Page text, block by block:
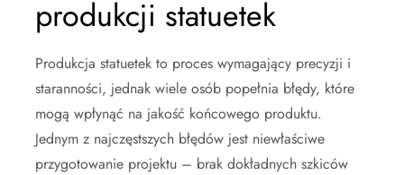
produkcji statuetek
Produkcja statuetek to proces wymagający precyzji i
staranności, jednak wiele osób popełnia błędy, które
mogą wpłynąć na jakość końcowego produktu.
Jednym z najczęstszych błędów jest niewłaściwe
przygotowanie projektu – brak dokładnych szkiców